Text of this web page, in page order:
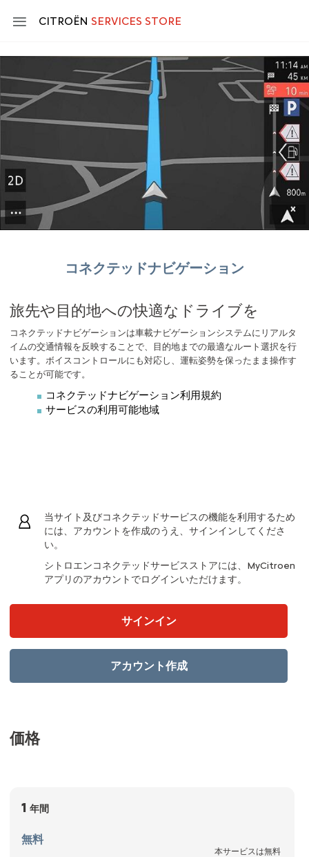
CITROËN SERVICES STORE
Main
navigation
コネクテッドナビゲーション
旅先や目的地への快適なドライブを
コネクテッドナビゲーションは車載ナビゲーションシステムにリアルタ
イムの交通情報を反映することで、目的地までの最適なルート選択を行
います。ボイスコントロールにも対応し、運転姿勢を保ったまま操作す
ることが可能です。
コネクテッドナビゲーション利用規約
サービスの利用可能地域
当サイト及びコネクテッドサービスの機能を利用するため
には、アカウントを作成のうえ、サインインしてくださ
い。
シトロエンコネクテッドサービスストアには、MyCitroen
アプリのアカウントでログインいただけます。
サインイン
アカウント作成
価格
1 年間
無料
本サービスは無料